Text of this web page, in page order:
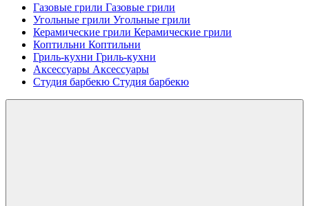
Газовые грили Газовые грили
Угольные грили Угольные грили
Керамические грили Керамические грили
Коптильни Коптильни
Гриль-кухни Гриль-кухни
Аксессуары Аксессуары
Студия барбекю Студия барбекю